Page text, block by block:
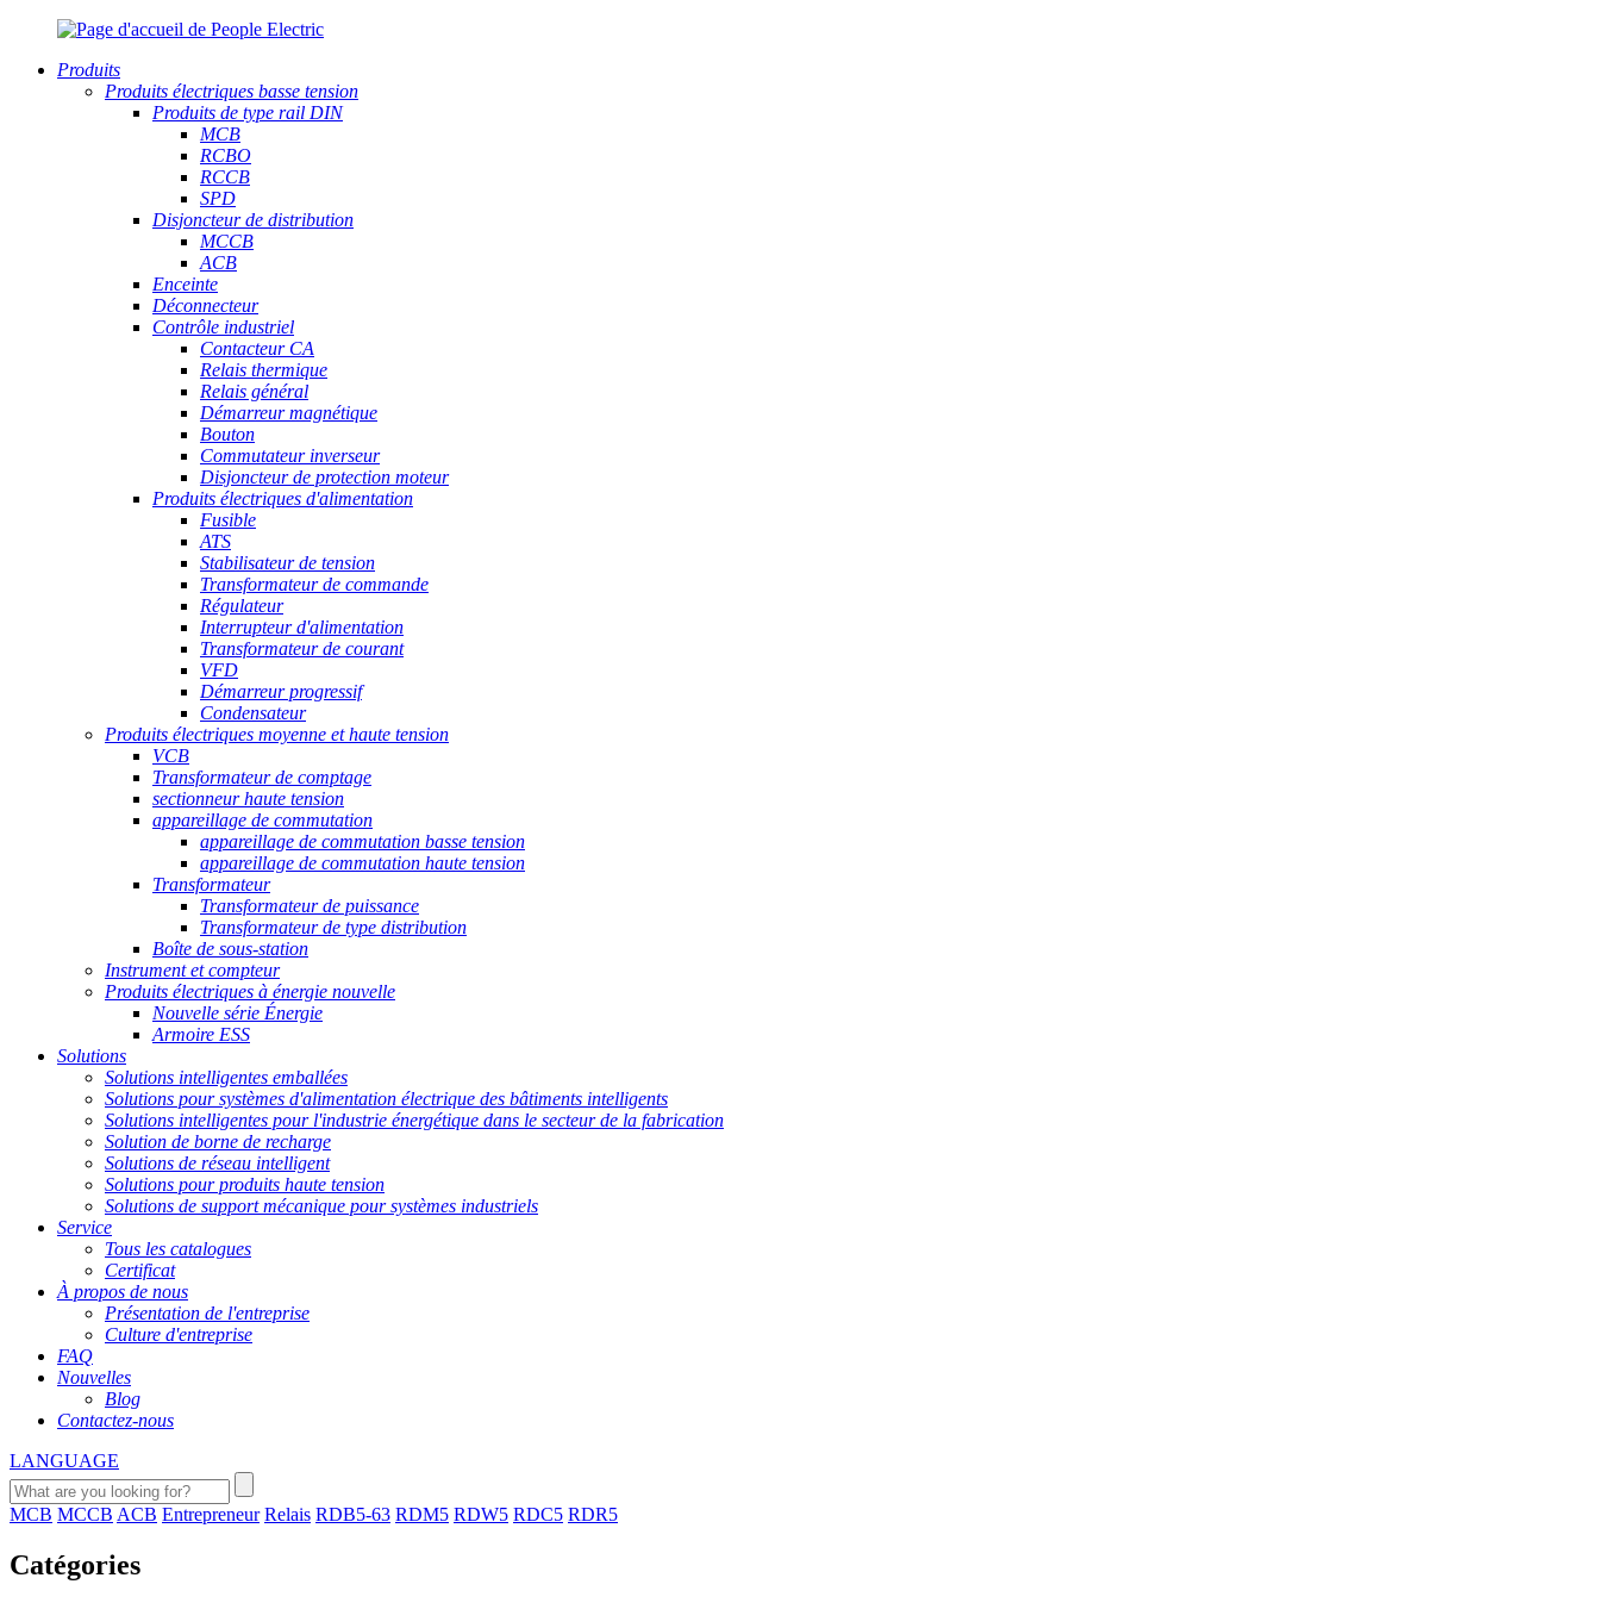
Produits
Produits électriques basse tension
Produits de type rail DIN
MCB
RCBO
RCCB
SPD
Disjoncteur de distribution
MCCB
ACB
Enceinte
Déconnecteur
Contrôle industriel
Contacteur CA
Relais thermique
Relais général
Démarreur magnétique
Bouton
Commutateur inverseur
Disjoncteur de protection moteur
Produits électriques d'alimentation
Fusible
ATS
Stabilisateur de tension
Transformateur de commande
Régulateur
Interrupteur d'alimentation
Transformateur de courant
VFD
Démarreur progressif
Condensateur
Produits électriques moyenne et haute tension
VCB
Transformateur de comptage
sectionneur haute tension
appareillage de commutation
appareillage de commutation basse tension
appareillage de commutation haute tension
Transformateur
Transformateur de puissance
Transformateur de type distribution
Boîte de sous-station
Instrument et compteur
Produits électriques à énergie nouvelle
Nouvelle série Énergie
Armoire ESS
Solutions
Solutions intelligentes emballées
Solutions pour systèmes d'alimentation électrique des bâtiments intelligents
Solutions intelligentes pour l'industrie énergétique dans le secteur de la fabrication
Solution de borne de recharge
Solutions de réseau intelligent
Solutions pour produits haute tension
Solutions de support mécanique pour systèmes industriels
Service
Tous les catalogues
Certificat
À propos de nous
Présentation de l'entreprise
Culture d'entreprise
FAQ
Nouvelles
Blog
Contactez-nous
LANGUAGE
MCB MCCB ACB Entrepreneur Relais RDB5-63 RDM5 RDW5 RDC5 RDR5
Catégories